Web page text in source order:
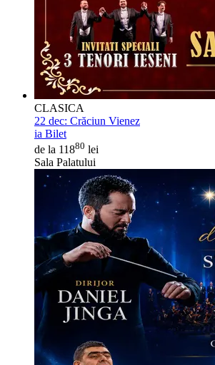
CLASICA
22 dec: Crăciun Vienez
ia Bilet
de la 11880 lei
Sala Palatului